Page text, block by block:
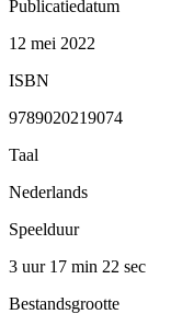
Publicatiedatum
12 mei 2022
ISBN
9789020219074
Taal
Nederlands
Speelduur
3 uur 17 min 22 sec
Bestandsgrootte